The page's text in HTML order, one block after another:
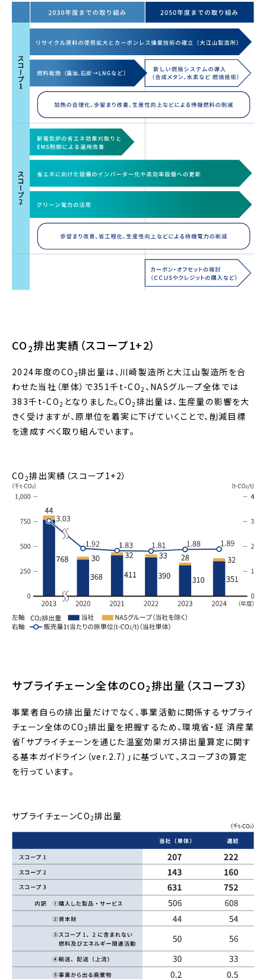
CO2排出実績（スコープ1+2）
2024年度のCO 2排出量は、川崎製造所と大江山製造所を合
わせた当社（単体）で351千t-CO2 、NASグループ全体では
383千t-CO2 となりました。CO2排出量は、生産量の影響を大
きく受けますが、原単位を着実に下げていくことで、削減目標
を達成すべく取り組んでいます。
CO 2排出実績（スコープ1+2）
サプライチェーン全体のCO2排出量（スコープ3）
事業者自らの排出量だけでなく、事業活動に関係するサプライ
チェーン全体のCO 2排出量を把握するため、環境省・経 済産業
省「サプライチェーンを通じた温室効果ガス排出量算定に関す
る基本ガイドライン（ver.2.7）」に基づいて、スコープ3の算定
を行っています。
サプライチェーンCO2排出量